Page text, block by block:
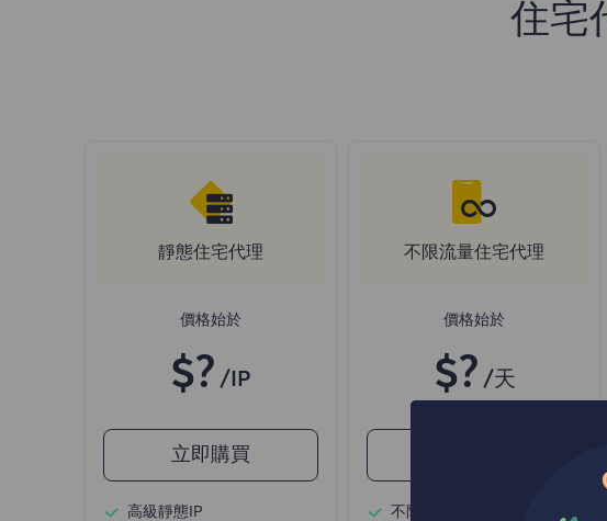
住宅
靜態住宅代理
價格始於
$? /IP
立即購買
高級靜態IP
不限流量住宅代理
價格始於
$? /天
不限流量使用